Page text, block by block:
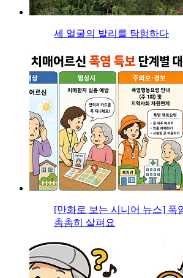
세 얼굴의 발리를 탐험하다
[만화로 보는 시니어 뉴스] 폭
촘촘히 살펴요